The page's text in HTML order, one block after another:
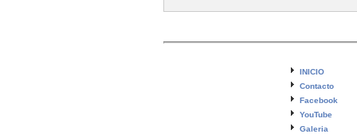
INICIO
Contacto
Facebook
YouTube
Galeria